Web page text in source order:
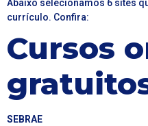
Abaixo selecionamos 6 sites
currículo. Confira:
Cursos
SEBRAE